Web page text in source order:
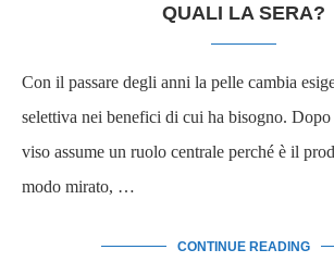
QUALI LA SERA?
Con il passare degli anni la pelle cambia
selettiva nei benefici di cui ha bisogno.
viso assume un ruolo centrale perché è il
modo mirato, …
CONTINUE READING